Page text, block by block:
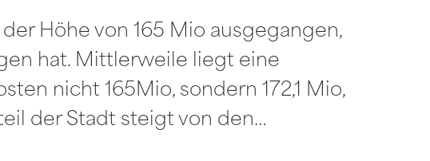
Höhe von 165 Mio ausgegangen,
hat. Mittlerweile liegt eine
nicht 165Mio, sondern 172,1 Mio,
der Stadt steigt von den…